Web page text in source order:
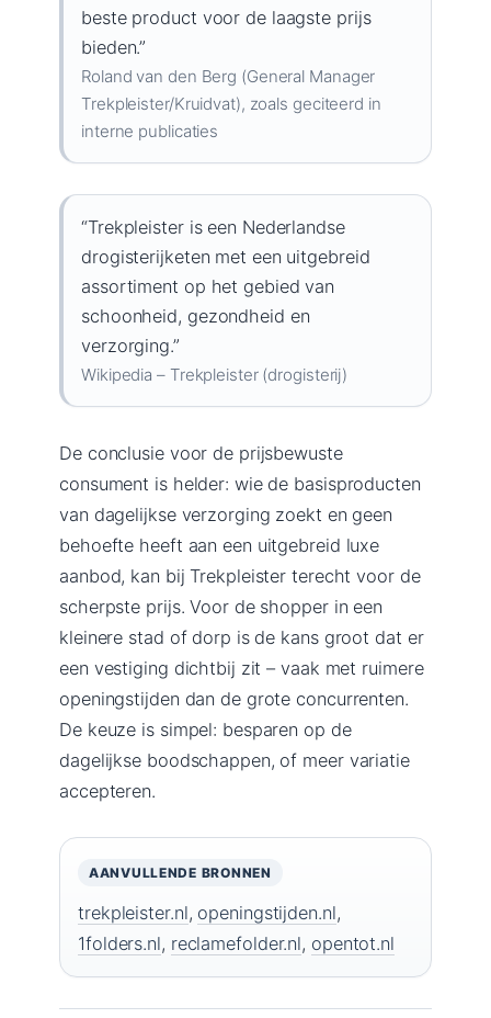
beste product voor de laagste prijs
bieden.”
Roland van den Berg (General Manager
Trekpleister/Kruidvat), zoals geciteerd in
interne publicaties
“Trekpleister is een Nederlandse
drogisterijketen met een uitgebreid
assortiment op het gebied van
schoonheid, gezondheid en
verzorging.”
Wikipedia – Trekpleister (drogisterij)
De conclusie voor de prijsbewuste
consument is helder: wie de basisproducten
van dagelijkse verzorging zoekt en geen
behoefte heeft aan een uitgebreid luxe
aanbod, kan bij Trekpleister terecht voor de
scherpste prijs. Voor de shopper in een
kleinere stad of dorp is de kans groot dat er
een vestiging dichtbij zit – vaak met ruimere
openingstijden dan de grote concurrenten.
De keuze is simpel: besparen op de
dagelijkse boodschappen, of meer variatie
accepteren.
AANVULLENDE BRONNEN
trekpleister.nl, openingstijden.nl,
1folders.nl, reclamefolder.nl, opentot.nl